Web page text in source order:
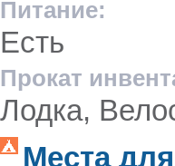
Питание:
Есть
Прокат
Лодка,
Места